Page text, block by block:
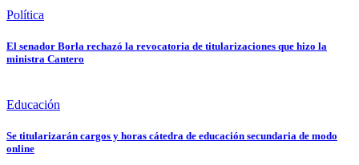
Política
El senador Borla rechazó la revocatoria de titularizaciones que hizo la
ministra Cantero
Educación
Se titularizarán cargos y horas cátedra de educación secundaria de modo
online